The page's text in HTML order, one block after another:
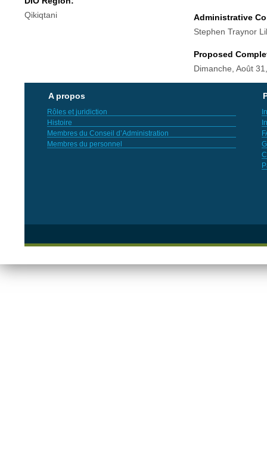
Qikiqtani
Administrative
Stephen Traynor
Proposed
Dimanche, Août
A propos
Rôles et juridiction
Histoire
Membres du Conseil d’Administration
Membres du personnel